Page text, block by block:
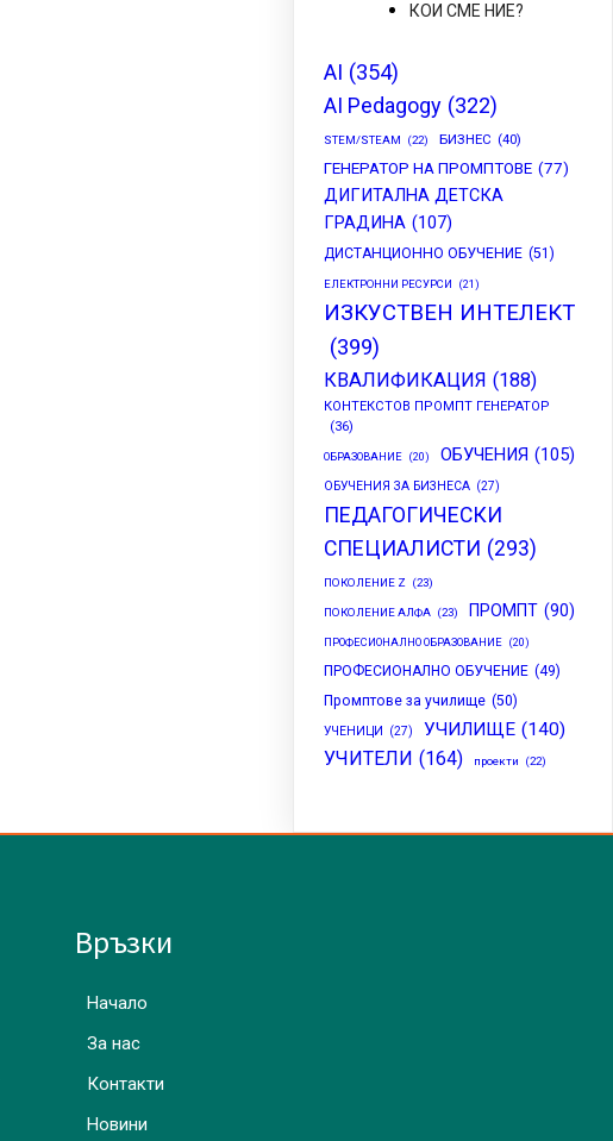
КОИ СМЕ НИЕ?
AI (354)
AI Pedagogy (322)
STEM/STEAM (22) БИЗНЕС (40)
ГЕНЕРАТОР НА ПРОМПТОВЕ (77)
ДИГИТАЛНА ДЕТСКА
ГРАДИНА (107)
ДИСТАНЦИОННО ОБУЧЕНИЕ (51)
ЕЛЕКТРОННИ РЕСУРСИ (21)
ИЗКУСТВЕН ИНТЕЛЕКТ
(399)
КВАЛИФИКАЦИЯ (188)
КОНТЕКСТОВ ПРОМПТ ГЕНЕРАТОР
(36)
ОБРАЗОВАНИЕ (20) ОБУЧЕНИЯ (105)
ОБУЧЕНИЯ ЗА БИЗНЕСА (27)
ПЕДАГОГИЧЕСКИ
СПЕЦИАЛИСТИ (293)
ПОКОЛЕНИЕ Z (23)
ПОКОЛЕНИЕ АЛФА (23) ПРОМПТ (90)
ПРОФЕСИОНАЛНО ОБРАЗОВАНИЕ (20)
ПРОФЕСИОНАЛНО ОБУЧЕНИЕ (49)
Промптове за училище (50)
УЧЕНИЦИ (27) УЧИЛИЩЕ (140)
УЧИТЕЛИ (164) проекти (22)
Връзки
Начало
За нас
Контакти
Новини